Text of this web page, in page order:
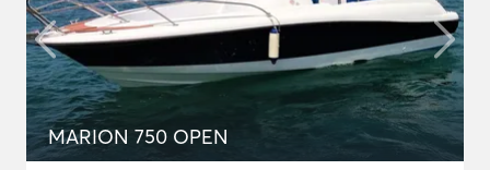
MARION 750 OPEN